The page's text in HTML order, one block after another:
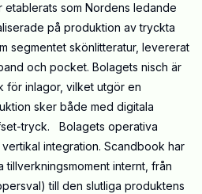
etablerats som Nordens ledande
på produktion av tryckta
segmentet skönlitteratur, levererat
och pocket. Bolagets nisch är
för inlagor, vilket utgör en
sker både med digitala
tryck. Bolagets operativa
integration. Scandbook har
tillverkningsmoment internt, från
till den slutliga produktens